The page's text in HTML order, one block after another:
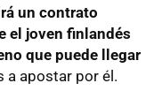
un contrato
el joven finlandés
que puede llegar
a apostar por él.